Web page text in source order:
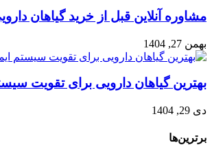
مشاوره آنلاین قبل از خرید گیاهان
بهمن 27, 1404
بهترین گیاهان دارویی برای تقویت
دی 29, 1404
برترین‌ها